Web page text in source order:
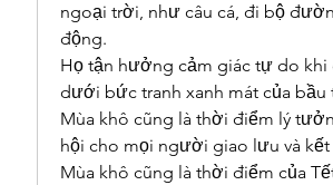
ngoại trời, như câu cá, đi bộ
động.
Họ tận hưởng cảm giác tự do
dưới bức tranh xanh mát của
Mùa khô cũng là thời điểm lý
hội cho mọi người giao lưu và kết
Mùa khô cũng là thời điểm của